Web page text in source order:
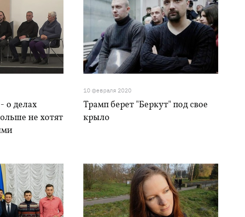
о делах
не хотят
10 февраля 2020
Трамп берет "Беркут" под свое
крыло